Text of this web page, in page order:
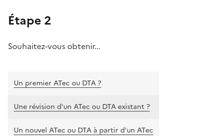
Étape 2
Souhaitez-vous obtenir...
Un premier ATec ou DTA ?
Une révision d'un ATec ou DTA existant ?
Un nouvel ATec ou DTA à partir d'un ATec